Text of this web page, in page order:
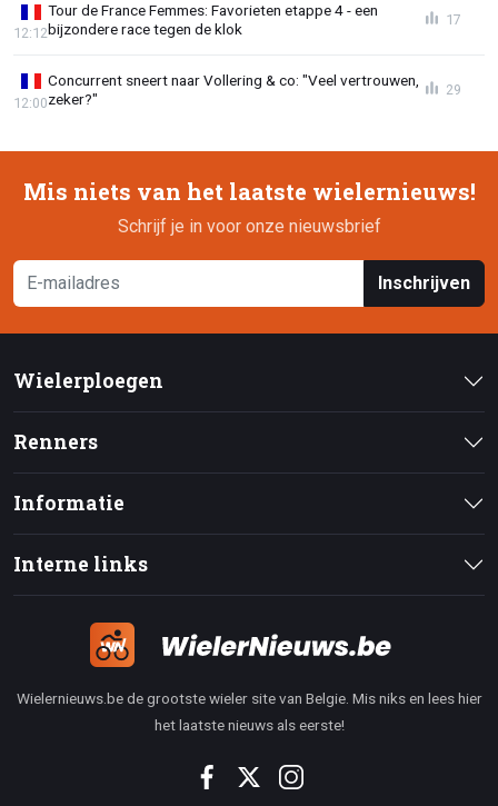
Tour de France Femmes: Favorieten etappe 4 - een
bijzondere race tegen de klok
12:12
17
Concurrent sneert naar Vollering & co: "Veel vertrouwen,
zeker?"
12:00
29
Mis niets van het laatste wielernieuws!
Schrijf je in voor onze nieuwsbrief
Inschrijven
Wielerploegen
Renners
Informatie
Interne links
Wielernieuws.be de grootste wieler site van Belgie. Mis niks en lees hier
het laatste nieuws als eerste!